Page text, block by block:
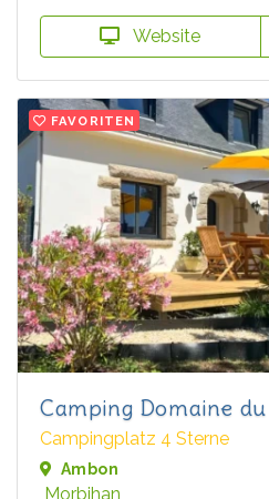
Website
FAVORITEN
Camping Domaine
Campingplatz 4 Sterne
Ambon
Morbihan